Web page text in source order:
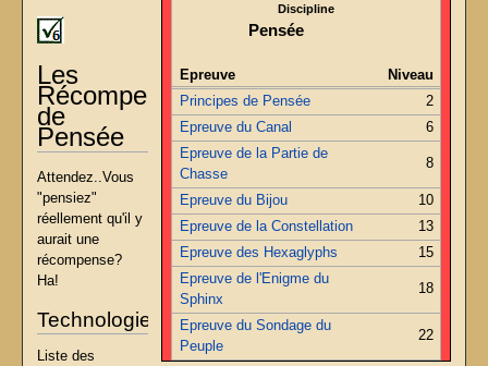
Discipline
Pensée
Epreuve
Niveau
Principes de Pensée
2
Epreuve du Canal
6
Epreuve de la Partie de
Chasse
8
Epreuve du Bijou
10
Epreuve de la Constellation
13
Epreuve des Hexaglyphs
15
Epreuve de l'Enigme du
Sphinx
18
Epreuve du Sondage du
Peuple
22
Les
Récompenses
de
Pensée
Attendez..Vous
"pensiez"
réellement qu'il y
aurait une
récompense?
Ha!
Technologies
Liste des